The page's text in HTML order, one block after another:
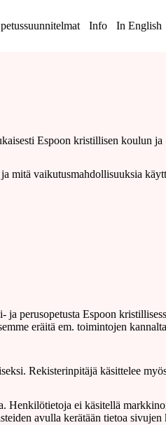
Info In English
Espoon kristillisen koulun ja
mitä vaikutusmahdollisuuksia
perusopetusta Espoon
eräitä em. toimintojen
Rekisterinpitäjä käsittelee
ei käsitellä
avulla kerätään tietoa